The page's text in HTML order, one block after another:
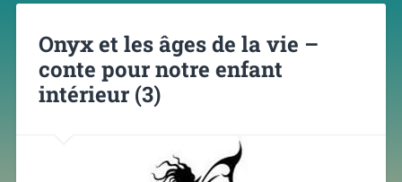
Onyx et les âges de la vie –
conte pour notre enfant
intérieur (3)